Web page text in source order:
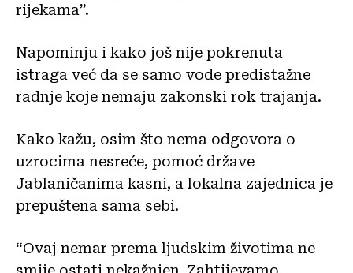
rijekama”.
Napominju i kako još nije pokrenuta
istraga već da se samo vode predistažne
radnje koje nemaju zakonski rok trajanja.
Kako kažu, osim što nema odgovora o
uzrocima nesreće, pomoć države
Jablaničanima kasni, a lokalna zajednica je
prepuštena sama sebi.
“Ovaj nemar prema ljudskim životima ne